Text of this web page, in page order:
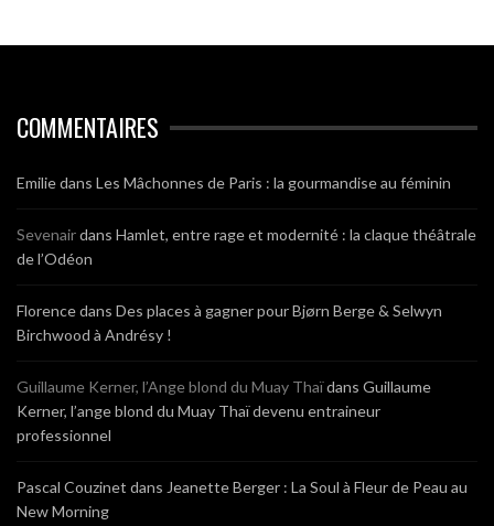
COMMENTAIRES
Emiliedans Les Mâchonnes de Paris : la gourmandise au féminin
Sevenairdans Hamlet, entre rage et modernité : la claque théâtrale
de l’Odéon
Florencedans Des places à gagner pour Bjørn Berge & Selwyn
Birchwood à Andrésy !
Guillaume Kerner, l’Ange blond du Muay Thaïdans Guillaume
Kerner, l’ange blond du Muay Thaï devenu entraineur
professionnel
Pascal Couzinet dans Jeanette Berger : La Soul à Fleur de Peau au
New Morning